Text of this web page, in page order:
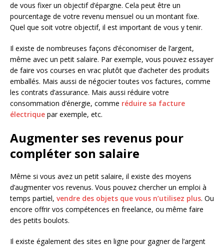
de vous fixer un objectif d’épargne. Cela peut être un
pourcentage de votre revenu mensuel ou un montant fixe.
Quel que soit votre objectif, il est important de vous y tenir.
Il existe de nombreuses façons d’économiser de l’argent,
même avec un petit salaire. Par exemple, vous pouvez essayer
de faire vos courses en vrac plutôt que d’acheter des produits
emballés. Mais aussi de négocier toutes vos factures, comme
les contrats d’assurance. Mais aussi réduire votre
consommation d’énergie, comme réduire sa facture
électrique par exemple, etc.
Augmenter ses revenus pour
compléter son salaire
Même si vous avez un petit salaire, il existe des moyens
d’augmenter vos revenus. Vous pouvez chercher un emploi à
temps partiel, vendre des objets que vous n’utilisez plus. Ou
encore offrir vos compétences en freelance, ou même faire
des petits boulots.
Il existe également des sites en ligne pour gagner de l’argent